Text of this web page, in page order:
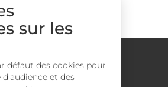
CGV Plan du site
sur les
défaut des cookies pour
et des